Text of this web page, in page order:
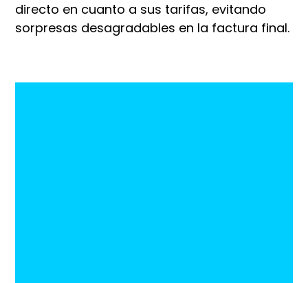
directo en cuanto a sus tarifas, evitando
sorpresas desagradables en la factura final.